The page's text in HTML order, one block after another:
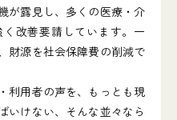
が露見し、多くの医療・介
改善要請しています。一
財源を社会保障費の削減で
利用者の声を、もっとも現
いけない、そんな並々なら